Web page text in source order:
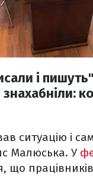
і
ситуацію і сам
Малюська. У
що